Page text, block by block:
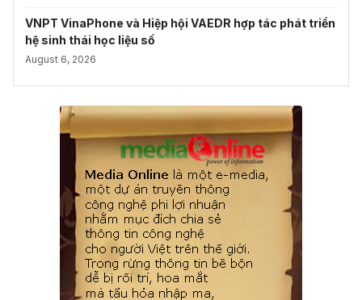
VNPT VinaPhone và Hiệp hội VAEDR hợp tác phát triển
hệ sinh thái học liệu số
August 6, 2026